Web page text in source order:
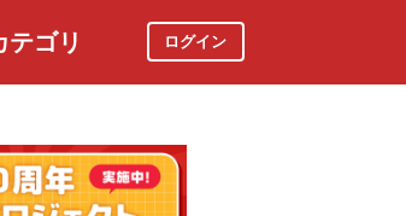
テゴリ ログイン